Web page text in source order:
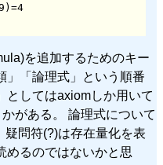
を追加するためのキー
」「論理式」という順番
としてはaxiomしか用いて
がある。 論理式について
疑問符(?)は存在量化を表
めるのではないかと思